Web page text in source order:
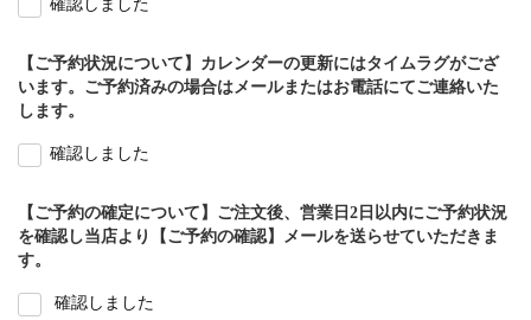
確認しました
【ご予約状況について】カレンダーの更新にはタイムラグがござ
います。ご予約済みの場合はメールまたはお電話にてご連絡いた
します。
確認しました
【ご予約の確定について】ご注文後、営業日2日以内にご予約状況
を確認し当店より【ご予約の確認】メールを送らせていただきま
す。
確認しました